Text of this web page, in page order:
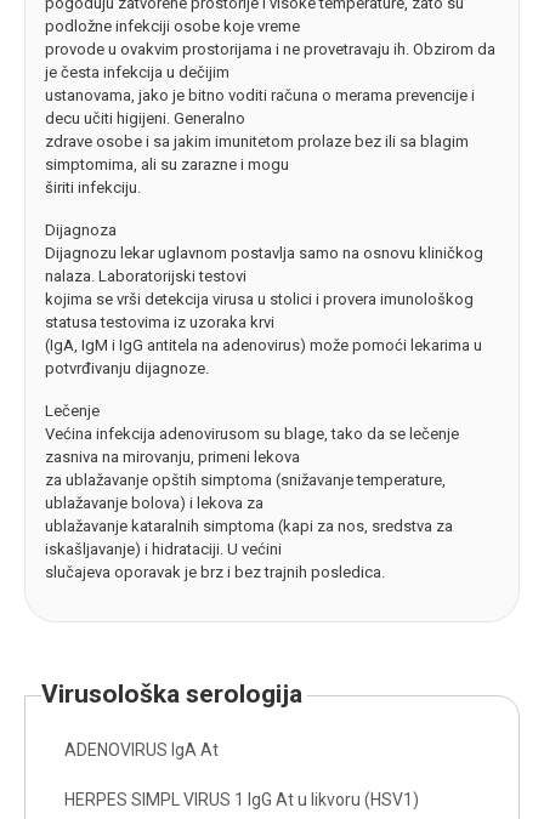
podložne infekciji osobe koje vreme
provode u ovakvim prostorijama i ne provetravaju ih. Obzirom da
je česta infekcija u dečijim
ustanovama, jako je bitno voditi računa o merama prevencije i
decu učiti higijeni. Generalno
zdrave osobe i sa jakim imunitetom prolaze bez ili sa blagim
simptomima, ali su zarazne i mogu
širiti infekciju.
Dijagnoza
Dijagnozu lekar uglavnom postavlja samo na osnovu kliničkog
nalaza. Laboratorijski testovi
kojima se vrši detekcija virusa u stolici i provera imunološkog
statusa testovima iz uzoraka krvi
(IgA, IgM i IgG antitela na adenovirus) može pomoći lekarima u
potvrđivanju dijagnoze.
Lečenje
Većina infekcija adenovirusom su blage, tako da se lečenje
zasniva na mirovanju, primeni lekova
za ublažavanje opštih simptoma (snižavanje temperature,
ublažavanje bolova) i lekova za
ublažavanje kataralnih simptoma (kapi za nos, sredstva za
iskašljavanje) i hidrataciji. U većini
slučajeva oporavak je brz i bez trajnih posledica.
virusološka serologija
ADENOVIRUS IgA At
HERPES SIMPL VIRUS 1 IgG At u likvoru (HSV1)